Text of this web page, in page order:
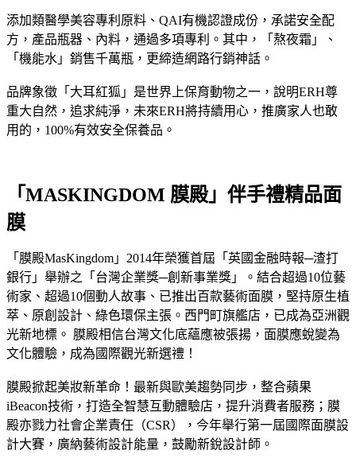
添加類醫學美容專利原料、QAI有機認證成份，承諾安全配
方，產品瓶器、內料，通過多項專利。其中，「熬夜霜」、
「機能水」銷售千萬瓶，更締造網路行銷神話。
品牌象徵「大耳紅狐」是世界上保育動物之一，說明ERH尊
重大自然，追求純淨，未來ERH將持續用心，推廣家人也敢
用的，100%有效安全保養品。
「MASKINGDOM 膜殿」伴手禮精品面
膜
「膜殿MasKingdom」2014年榮獲首屆「英國金融時報─渣打
銀行」舉辦之「台灣企業獎─創新事業獎」。結合超過10位藝
術家、超過10個動人故事、已推出百款藝術面膜，堅持原生植
萃、原創設計、綠色環保主張。西門町旗艦店，已成為亞洲觀
光新地標。 膜殿相信台灣文化底蘊應被張揚，面膜應蛻變為
文化體驗，成為國際觀光新選禮！
膜殿掀起美妝新革命！最新與歐美趨勢同步，整合蘋果
iBeacon技術，打造全智慧互動體驗店，提升消費者服務；膜
殿亦戮力社會企業責任（CSR），今年舉行第一屆國際面膜設
計大賽，廣納藝術設計能量，鼓勵新銳設計師。